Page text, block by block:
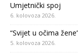
Umjetnički spoj
6. kolovoza 2026.
“Svijet u očima
5. kolovoza 2026.